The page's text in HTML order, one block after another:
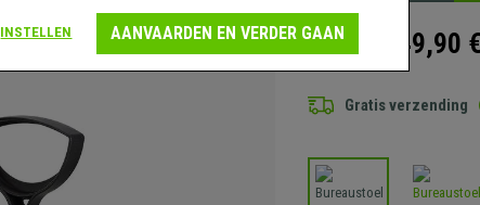
219,90 € 149,90 €
Gratis verzending
INSTELLEN AANVAARDEN EN VERDER GAAN